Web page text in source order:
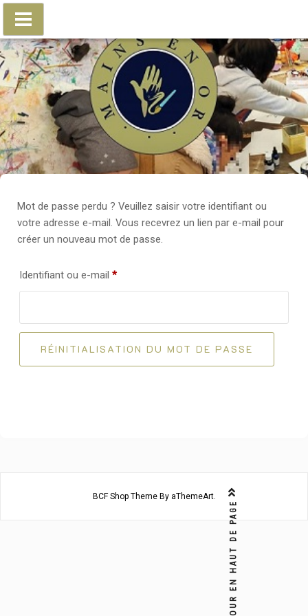
Accéder
contenu
Mot de passe perdu ? Veuillez saisir votre identifiant ou
votre adresse e-mail. Vous recevrez un lien par e-mail pour
créer un nouveau mot de passe.
Identifiant ou e-mail *Obligatoire
RÉINITIALISATION DU MOT DE PASSE
BCF ShopTheme By aThemeArt.
RETOUR EN HAUT DE PAGE